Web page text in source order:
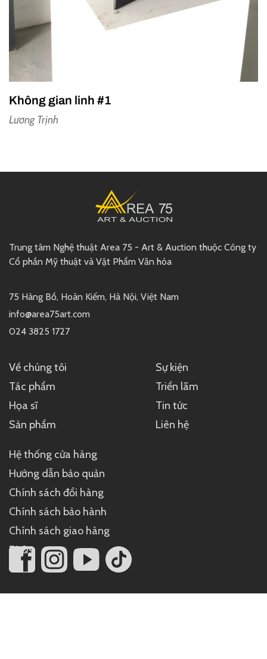
Không gian linh #1
Lương Trịnh
Trung tâm Nghệ thuật Area 75 - Art & Auction thuộc Công ty
Cổ phần Mỹ thuật và Vật Phẩm Văn hóa
75 Hàng Bồ, Hoàn Kiếm, Hà Nội, Việt Nam
info@area75art.com
024 3825 1727
Về chúng tôi
Tác phẩm
Họa sĩ
Sản phẩm
Sự kiện
Triển lãm
Tin tức
Liên hệ
Hệ thống cửa hàng
Hướng dẫn bảo quản
Chính sách đổi hàng
Chính sách bảo hành
Chính sách giao hàng
FAQs